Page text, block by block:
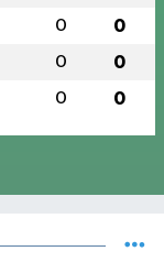
0 0
0 0
0 0